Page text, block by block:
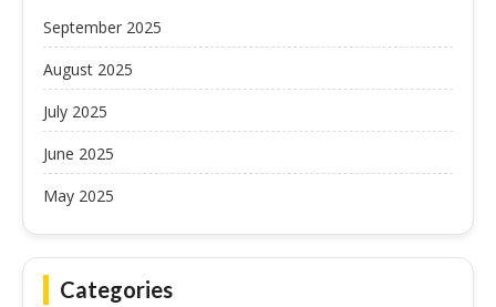
September 2025
August 2025
July 2025
June 2025
May 2025
Categories